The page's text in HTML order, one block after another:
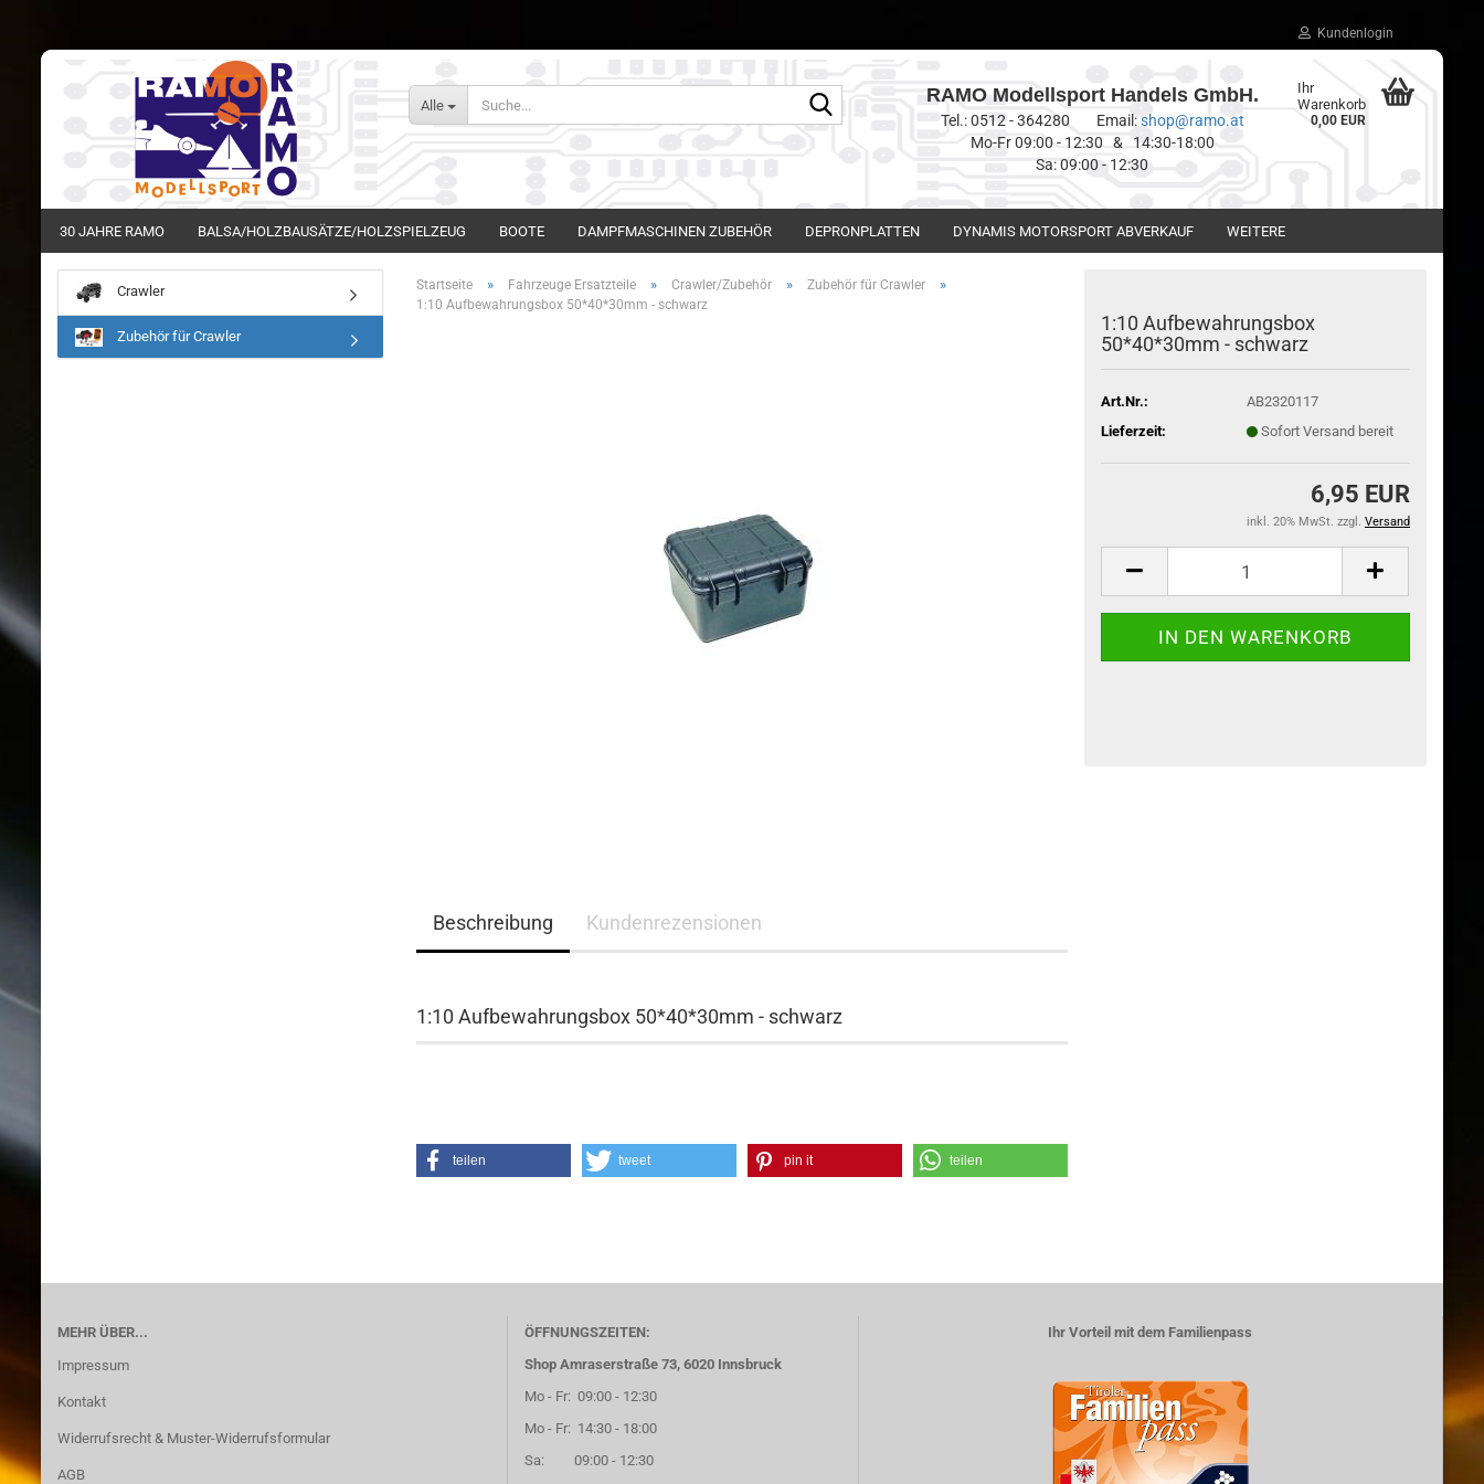
Kundenlogin
Alle RAMO Modellsport Handels GmbH.
Tel.: 0512 - 364280 Email:shop@ramo.at
Mo-Fr 09:00 - 12:30 & 14:30-18:00
Sa: 09:00 - 12:30
Ihr
Warenkorb
0,00 EUR
30 JAHRE RAMO BALSA/HOLZBAUSÄTZE/HOLZSPIELZEUG BOOTE DAMPFMASCHINEN ZUBEHÖR DEPRONPLATTEN DYNAMIS MOTORSPORT ABVERKAUF WEITERE
Startseite » Fahrzeuge Ersatzteile » Crawler/Zubehör » Zubehör für Crawler »
1:10 Aufbewahrungsbox 50*40*30mm - schwarz
1:10 Aufbewahrungsbox
50*40*30mm - schwarz
Art.Nr.:
AB2320117
Lieferzeit:
Sofort Versand bereit
6,95 EUR
inkl. 20% MwSt. zzgl. Versand
Beschreibung Kundenrezensionen
1:10 Aufbewahrungsbox 50*40*30mm - schwarz
teilen tweet pin it teilen
Crawler
Zubehör für Crawler
MEHR ÜBER...
Impressum
Kontakt
Widerrufsrecht & Muster-Widerrufsformular
AGB
ÖFFNUNGSZEITEN:
Shop Amraserstraße 73, 6020 Innsbruck
Mo - Fr: 09:00 - 12:30
Mo - Fr: 14:30 - 18:00
Sa: 09:00 - 12:30
Ihr Vorteil mit dem Familienpass